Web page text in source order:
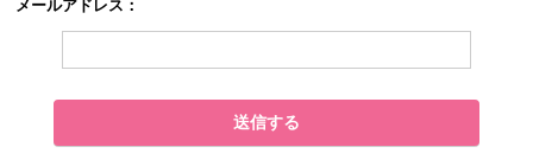
メールアドレス：
送信する